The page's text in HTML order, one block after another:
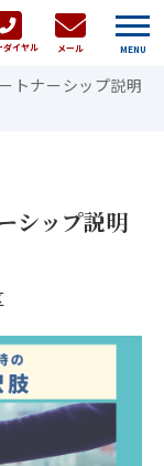
ダイヤル メール MENU
トナーシップ説明
シップ説明